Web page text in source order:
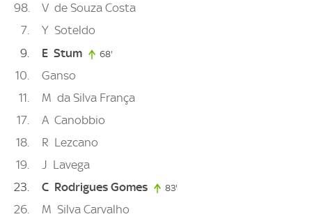
98 V de Souza Costa
7
Y Soteldo
9
E Stum 68'
10
Ganso
11
M da Silva França
17
A Canobbio
18
R Lezcano
19
J Lavega
23
C Rodrigues Gomes 83'
26 M Silva Carvalho